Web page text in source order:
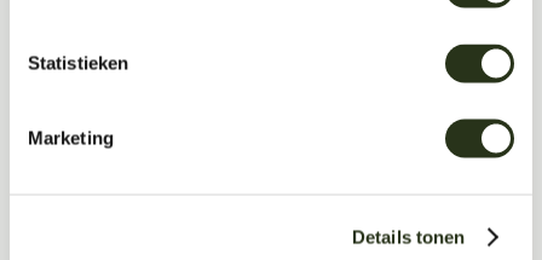
Statistieken
Marketing
Details tonen